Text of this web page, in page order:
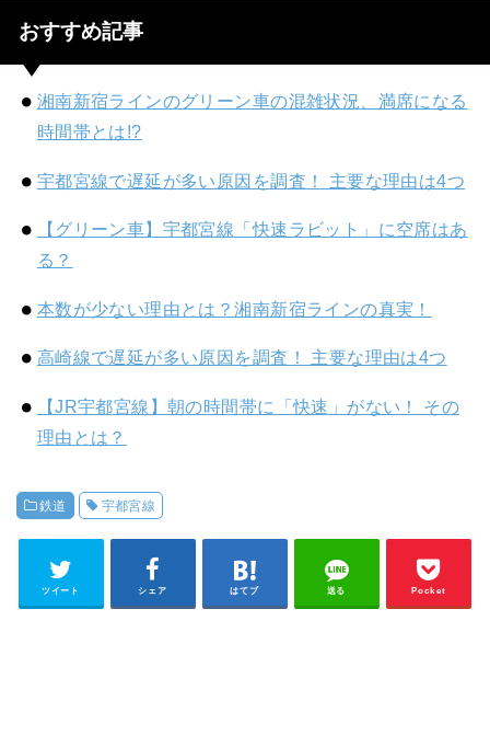
おすすめ記事
湘南新宿ラインのグリーン車の混雑状況、満席になる
時間帯とは!?
宇都宮線で遅延が多い原因を調査！ 主要な理由は4つ
【グリーン車】宇都宮線「快速ラビット」に空席はあ
る？
本数が少ない理由とは？湘南新宿ラインの真実！
高崎線で遅延が多い原因を調査！ 主要な理由は4つ
【JR宇都宮線】朝の時間帯に「快速」がない！ その
理由とは？
鉄道 宇都宮線
ツイート シェア はてブ 送る Pocket